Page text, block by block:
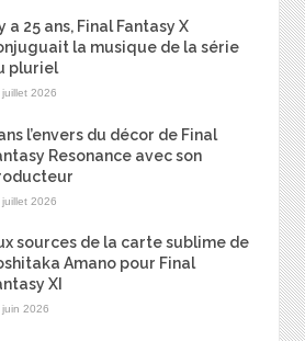
y a 25 ans, Final Fantasy X
la musique de la série
pluriel
juillet 2026
l’envers du décor de Final
Resonance avec son
juillet 2026
sources de la carte sublime de
Amano pour Final
XI
juin 2026